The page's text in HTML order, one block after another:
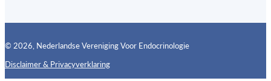
© 2026, Nederlandse Vereniging Voor Endocrinologie
Disclaimer & PrivacyverklaringFollow us on X